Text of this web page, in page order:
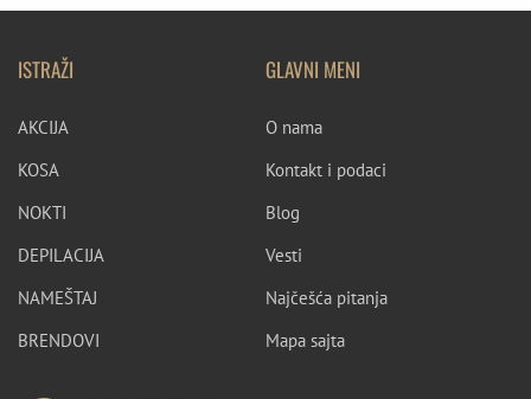
ISTRAŽI
AKCIJA
KOSA
NOKTI
DEPILACIJA
NAMEŠTAJ
BRENDOVI
GLAVNI MENI
O nama
Kontakt i podaci
Blog
Vesti
Najčešća pitanja
Mapa sajta